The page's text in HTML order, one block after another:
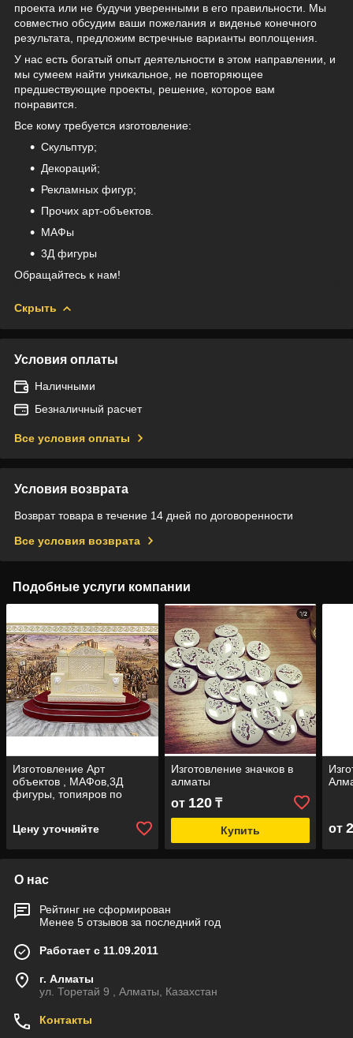
проекта или не будучи уверенными в его правильности. Мы
совместно обсудим ваши пожелания и виденье конечного
результата, предложим встречные варианты воплощения.
У нас есть богатый опыт деятельности в этом направлении, и
мы сумеем найти уникальное, не повторяющее
предшествующие проекты, решение, которое вам
понравится.
Все кому требуется изготовление:
Скульптур;
Декораций;
Рекламных фигур;
Прочих арт-объектов.
МАФы
3Д фигуры
Обращайтесь к нам!
Скрыть
Условия оплаты
Наличными
Безналичный расчет
Все условия оплаты
Условия возврата
Возврат товара в течение 14 дней по договоренности
Все условия возврата
Подобные услуги компании
Изготовление Арт
объектов , МАФов,3Д
фигуры, топияров по
Цену уточняйте
Изготовление значков в
алматы
от 120₸
Купить от
О нас
Рейтинг не сформирован
Менее 5 отзывов за последний год
Работает с 11.09.2011
г. Алматы
ул. Торетай 9 , Алматы, Казахстан
Контакты